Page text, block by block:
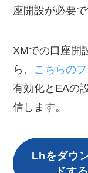
座開設が必要で
XMでの口座開
ら、 こちらの
有効化とEAの
信します。
Lhをダウ